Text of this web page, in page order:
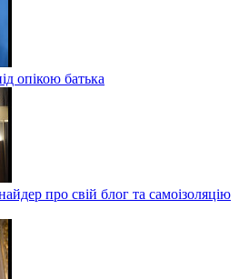
опікою батька
про свій блог та самоізоляцію